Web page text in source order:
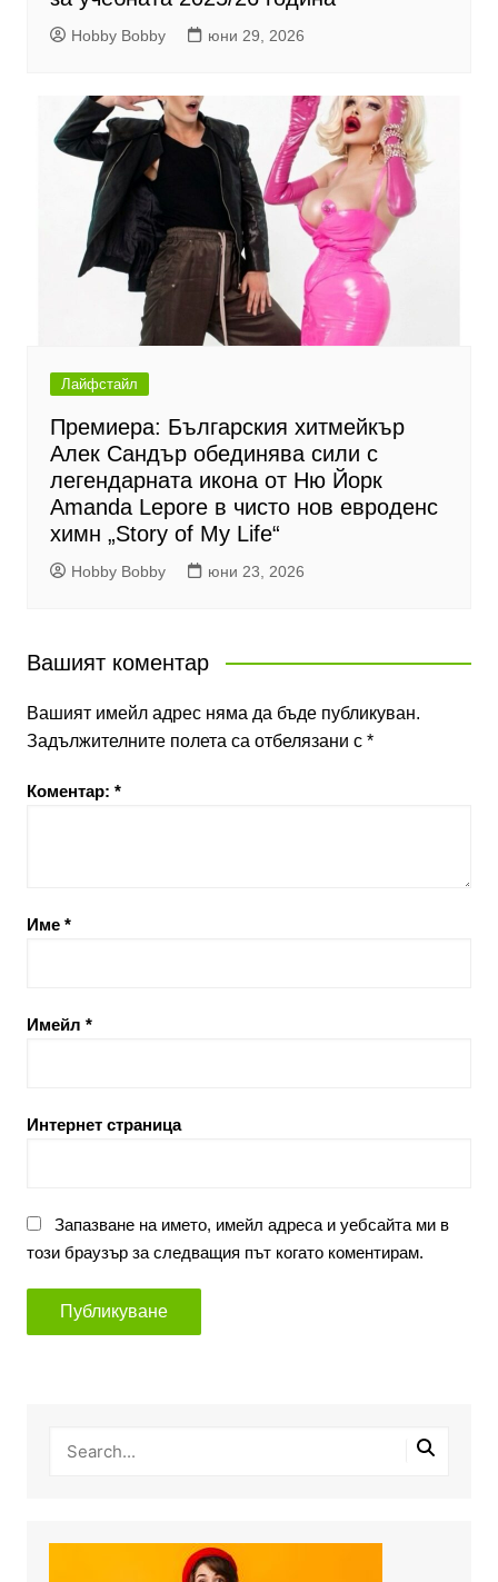
Hobby Bobby юни 29, 2026
Лайфстайл
Премиера: Българския хитмейкър
Алек Сандър обединява сили с
легендарната икона от Ню Йорк
Amanda Lepore в чисто нов евроденс
химн „Story of My Life“
Hobby Bobby юни 23, 2026
Вашият коментар
Вашият имейл адрес няма да бъде публикуван.
Задължителните полета са отбелязани с *
Коментар: *
Име *
Имейл *
Интернет страница
Запазване на името, имейл адреса и уебсайта ми в
този браузър за следващия път когато коментирам.